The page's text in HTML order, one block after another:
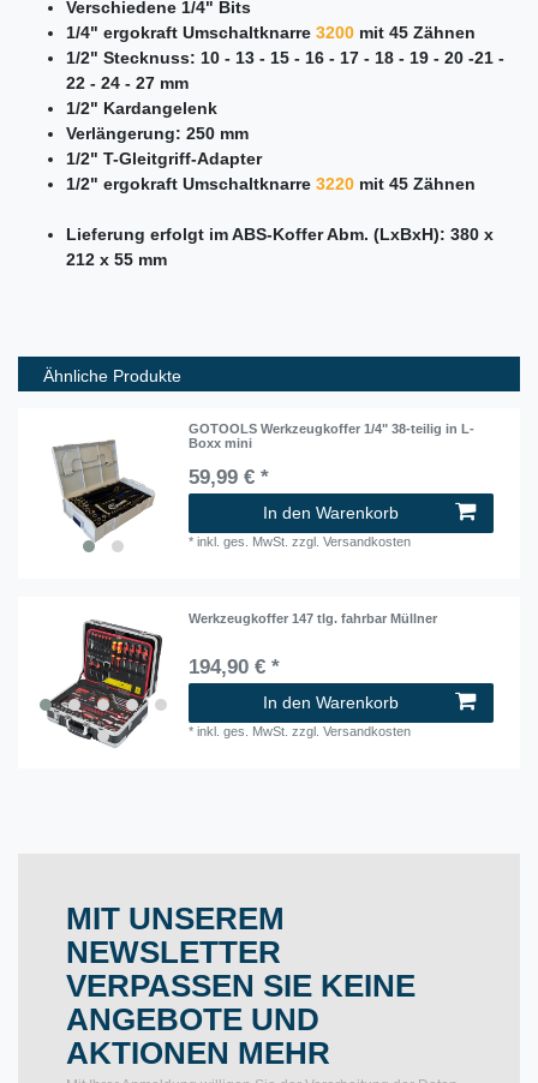
Verschiedene 1/4" Bits
1/4" ergokraft Umschaltknarre 3200 mit 45 Zähnen
1/2" Stecknuss: 10 - 13 - 15 - 16 - 17 - 18 - 19 - 20 -21 -
22 - 24 - 27 mm
1/2" Kardangelenk
Verlängerung: 250 mm
1/2" T-Gleitgriff-Adapter
1/2" ergokraft Umschaltknarre 3220 mit 45 Zähnen
Lieferung erfolgt im ABS-Koffer Abm. (LxBxH): 380 x
212 x 55 mm
Ähnliche Produkte
GOTOOLS Werkzeugkoffer 1/4" 38-teilig in L-
Boxx mini
59,99 € *
In den Warenkorb
*inkl. ges. MwSt. zzgl.Versandkosten
Werkzeugkoffer 147 tlg. fahrbar Müllner
194,90 € *
In den Warenkorb
*inkl. ges. MwSt. zzgl.Versandkosten
MIT UNSEREM
NEWSLETTER
VERPASSEN SIE KEINE
ANGEBOTE UND
AKTIONEN MEHR